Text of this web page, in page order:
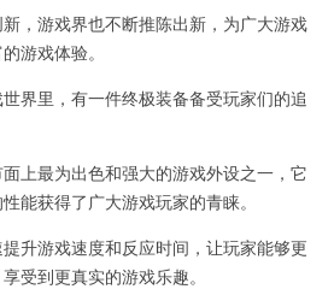
游戏界也不断推陈出新，为广大游戏
游戏体验。
里，有一件终极装备备受玩家们的追
最为出色和强大的游戏外设之一，它
能获得了广大游戏玩家的青睐。
游戏速度和反应时间，让玩家能够更
受到更真实的游戏乐趣。